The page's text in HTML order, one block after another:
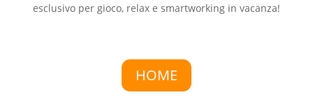
esclusivo per gioco, relax e smartworking in vacanza!
HOME